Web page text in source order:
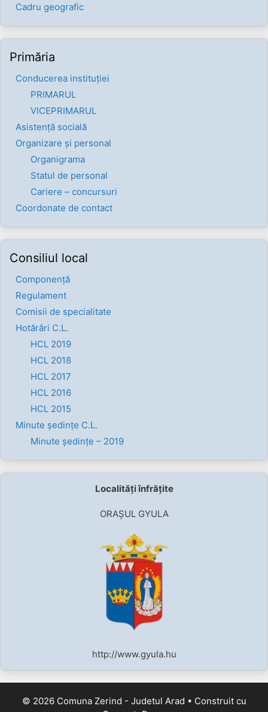
Cadru geografic
Primăria
Conducerea instituției
PRIMARUL
VICEPRIMARUL
Asistență socială
Organizare și personal
Organigrama
Statul de personal
Cariere – concursuri
Coordonate de contact
Consiliul local
Componenţă
Regulament
Comisii de specialitate
Hotărâri C.L.
HCL 2019
HCL 2018
HCL 2017
HCL 2016
HCL 2015
Minute ședințe C.L.
Minute ședințe – 2019
Localități înfrățite
ORAȘUL GYULA
http://www.gyula.hu
© 2026 Comuna Zerind - Judetul Arad • Construit cu